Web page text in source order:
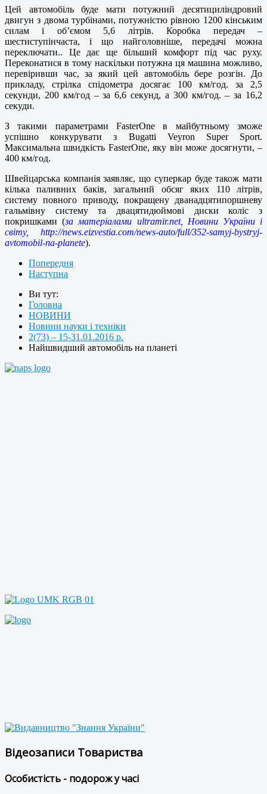
Цей автомобіль буде мати потужний десятициліндровий
двигун з двома турбінами, потужністю рівною 1200 кінським
силам і об’ємом 5,6 літрів. Коробка передач –
шестиступінчаста, і що найголовніше, передачі можна
переключати.. Це дає ще більший комфорт під час руху.
Переконатися в тому наскільки потужна ця машина можливо,
перевіривши час, за який цей автомобіль бере розгін. До
прикладу, стрілка спідометра досягає 100 км/год. за 2,5
секунди, 200 км/год – за 6,6 секунд, а 300 км/год. – за 16,2
секуди.
З такими параметрами FasterOne в майбутньому зможе
успішно конкурувати з Bugatti Veyron Super Sport.
Максимальна швидкість FasterOne, яку він може досягнути, –
400 км/год.
Швейцарська компанія заявляє, що суперкар буде також мати
кілька паливних баків, загальний обсяг яких 110 літрів,
систему повного приводу, покращену дванадцятипоршневу
гальмівну систему та двацятидюймові диски коліс з
покришками (за матеріалами ultramir.net, Новини України і
світу, http://news.eizvestia.com/news-auto/full/352-samyj-bystryj-
avtomobil-na-planete).
Попередня
Наступна
Ви тут:
Головна
НОВИНИ
Новини науки і техніки
2(73) – 15-31.01.2016 р.
Найшвидший автомобіль на планеті
Відеозаписи Товариства
Особистість - подорож у часі